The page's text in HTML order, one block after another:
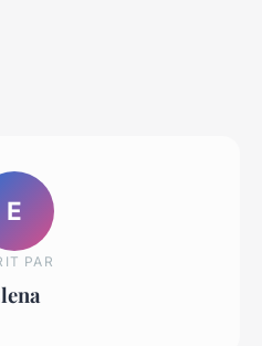
E
PAR